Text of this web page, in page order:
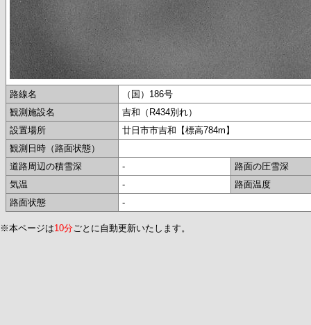
路線名
（国）186号
観測施設名
吉和（R434別れ）
設置場所
廿日市市吉和【標高784m】
観測日時（路面状態）
道路周辺の積雪深
-
路面の圧雪深
気温
-
路面温度
路面状態
-
※本ページは10分ごとに自動更新いたします。